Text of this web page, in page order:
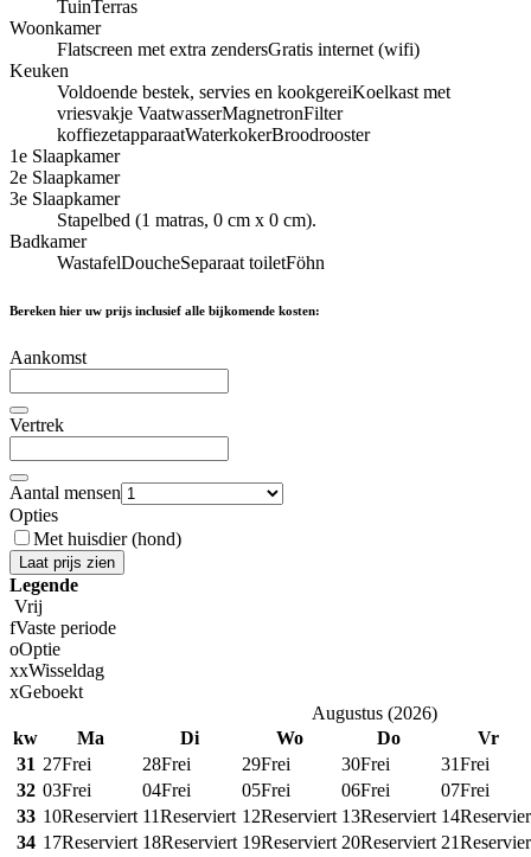
TuinTerras
Woonkamer
Flatscreen met extra zendersGratis internet (wifi)
Keuken
Voldoende bestek, servies en kookgereiKoelkast met
vriesvakje VaatwasserMagnetronFilter
koffiezetapparaatWaterkokerBroodrooster
1e Slaapkamer
2e Slaapkamer
3e Slaapkamer
Stapelbed (1 matras, 0 cm x 0 cm).
Badkamer
WastafelDoucheSeparaat toiletFöhn
Bereken hier uw prijs inclusief alle bijkomende kosten:
Aankomst
Vertrek
Aantal mensen
Opties
Met huisdier (hond)
Laat prijs zien
Legende
Vrij
fVaste periode
oOptie
xxWisseldag
xGeboekt
Augustus(2026)
kw
Ma Di Wo Do
Vr
31 27Frei 28Frei 29Frei 30Frei 31Frei
32 03Frei 04Frei 05Frei 06Frei 07Frei
33 10Reserviert 11Reserviert 12Reserviert 13Reserviert 14
34 17Reserviert 18Reserviert 19Reserviert 20Reserviert 21